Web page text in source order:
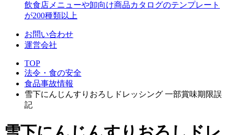
飲食店メニューや卸向け商品カタログのテンプレート
が200種類以上
お問い合わせ
運営会社
TOP
法令・食の安全
食品事故情報
雪下にんじんすりおろしドレッシング 一部賞味期限誤
記